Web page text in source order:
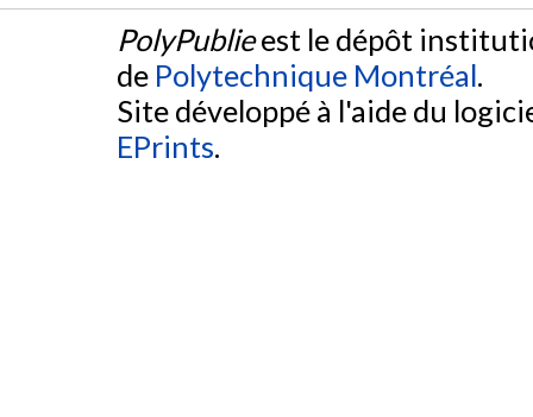
PolyPublieest le dépôt
de Polytechnique Montréal.
Site développé à l'aide du
EPrints.